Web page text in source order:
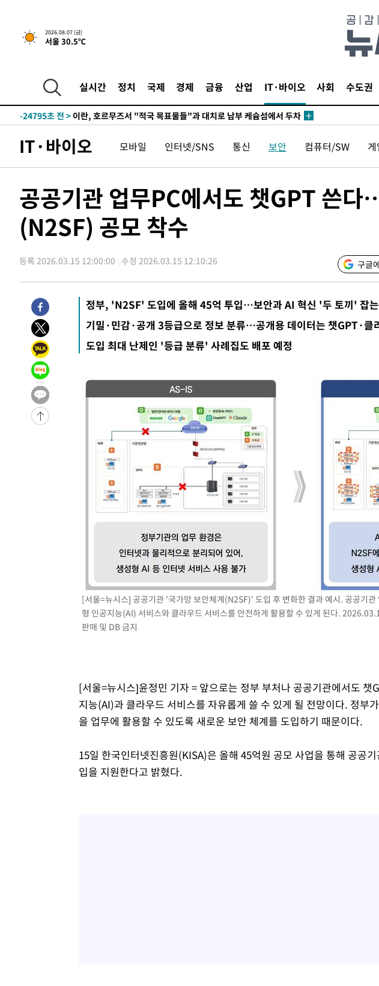
2026.08.07 (금)
서울 30.5℃
실시간 정치 국제 경제 금융 산업 IT·바이오 사회 수도권
-30533초 전 >
시리아 다마스쿠스 교외에서 미니버스 폭발.. 14명 부상, 3명은 중
-29831초 전 >
-24795초 전 > 이란, 호르무즈서 "적국 목표물들"과 대치로 남부 케슘섬에서 두차
-21661초 전 > [속보]트럼프, 美 원정출산 금지 행정명령 서명
-19361초 전 >[속보] 뉴욕증시, 일제 하락 마감…나스닥 0.06%↓
태
-29851초 전 >입추에도 극한더위…서울 낮 39도 '폭염중대경보'
-24815초 전 > 이란, 호르무즈서 "적국 목표물들"과 대치로 남부 케슘섬에서 두차
례 큰 폭발음
-23530초 전 >[속보]美, 폴리실리콘 수입 규제…파생제품 15% 관세, 120일 후
-19381초 전 >[속보] 뉴욕증시, 일제 하락 마감…나스닥 0.06%↓
IT·바이오 모바일 인터넷/SNS 통신 보안 컴퓨터/SW 게
공공기관 업무PC에서도 챗GPT 쓴
(N2SF) 공모 착수
등록 2026.03.15 12:00:00 수정 2026.03.15 12:10:26 구글
정부, 'N2SF' 도입에 올해 45억 투입…보안과 AI 혁신 '두 토끼' 잡
기밀·민감·공개 3등급으로 정보 분류…공개용 데이터는 챗GPT·클
도입 최대 난제인 '등급 분류' 사례집도 배포 예정
[서울=뉴시스] 공공기관 '국가망 보안체계(N2SF)' 도입 후 변화한 결과 예시. 공공기
형 인공지능(AI) 서비스와 클라우드 서비스를 안전하게 활용할 수 있게 된다.
판매 및 DB 금지
[서울=뉴시스]윤정민 기자 = 앞으로는 정부 부처나 공공기관에서도 챗
지능(AI)과 클라우드 서비스를 자유롭게 쓸 수 있게 될 전망이다. 정부
을 업무에 활용할 수 있도록 새로운 보안 체계를 도입하기 때문이다.
15일 한국인터넷진흥원(KISA)은 올해 45억원 공모 사업을 통해 공공
입을 지원한다고 밝혔다.